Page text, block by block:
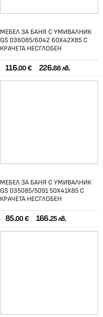
МЕБЕЛ ЗА БАНЯ С УМИВАЛНИК
GS 036085/6042 60Х42Х85 С
КРАЧЕТА НЕСГЛОБЕН
116.00 € 226.88 лв.
МЕБЕЛ ЗА БАНЯ С УМИВАЛНИК
GS 035085/5091 50Х41Х85 С
КРАЧЕТА НЕСГЛОБЕН
85.00 € 166.25 лв.